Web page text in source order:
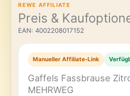
REWE AFFILIATE
Preis &
EAN: 4002208017152
Manueller Affiliate-Link
Gaffels Fassbrause
MEHRWEG